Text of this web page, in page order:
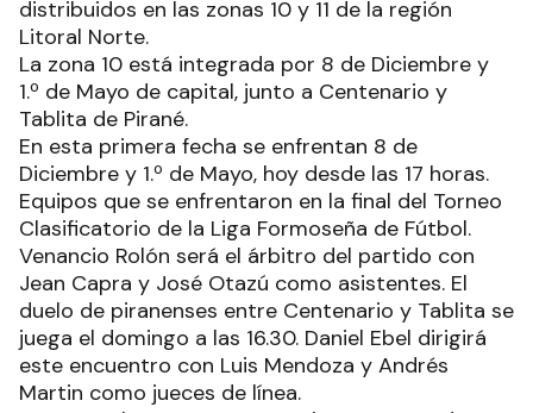
distribuidos en las zonas 10 y 11 de la región
Litoral Norte.
La zona 10 está integrada por 8 de Diciembre y
1.º de Mayo de capital, junto a Centenario y
Tablita de Pirané.
En esta primera fecha se enfrentan 8 de
Diciembre y 1.º de Mayo, hoy desde las 17 horas.
Equipos que se enfrentaron en la final del Torneo
Clasificatorio de la Liga Formoseña de Fútbol.
Venancio Rolón será el árbitro del partido con
Jean Capra y José Otazú como asistentes. El
duelo de piranenses entre Centenario y Tablita se
juega el domingo a las 16.30. Daniel Ebel dirigirá
este encuentro con Luis Mendoza y Andrés
Martin como jueces de línea.